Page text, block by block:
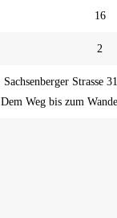
16
2
Sachsenberger Strasse
Dem Weg bis zum